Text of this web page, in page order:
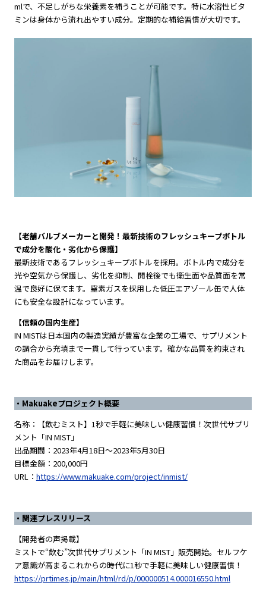
mlで、不足しがちな栄養素を補うことが可能です。特に水溶性ビタ
ミンは身体から流れ出やすい成分。定期的な補給習慣が大切です。
【老舗バルブメーカーと開発！最新技術のフレッシュキープボトル
で成分を酸化・劣化から保護】
最新技術であるフレッシュキープボトルを採用。ボトル内で成分を
光や空気から保護し、劣化を抑制、開栓後でも衛生面や品質面を常
温で良好に保てます。窒素ガスを採用した低圧エアゾール缶で人体
にも安全な設計になっています。
【信頼の国内生産】
IN MISTは日本国内の製造実績が豊富な企業の工場で、サプリメント
の調合から充填まで一貫して行っています。確かな品質を約束され
た商品をお届けします。
・Makuakeプロジェクト概要
名称：【飲むミスト】1秒で手軽に美味しい健康習慣！次世代サプリ
メント「IN MIST」
出品期間：2023年4月18日〜2023年5月30日
目標金額：200,000円
URL： https://www.makuake.com/project/inmist/
・関連プレスリリース
【開発者の声掲載】
ミストで“飲む”次世代サプリメント「IN MIST」販売開始。セルフケ
ア意識が高まるこれからの時代に1秒で手軽に美味しい健康習慣！
https://prtimes.jp/main/html/rd/p/000000514.000016550.html